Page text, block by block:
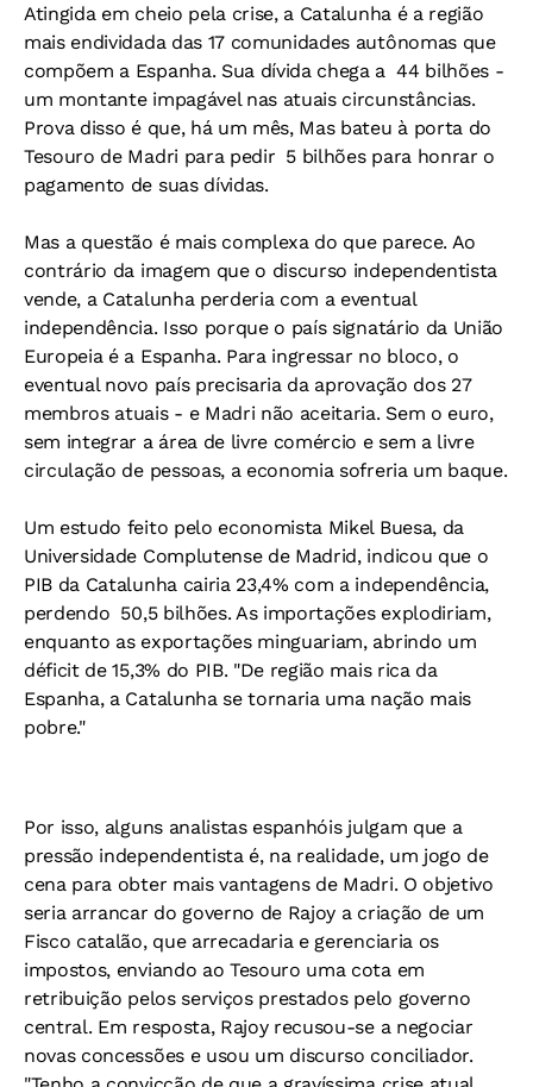
Atingida em cheio pela crise, a Catalunha é a região
mais endividada das 17 comunidades autônomas que
compõem a Espanha. Sua dívida chega a  44 bilhões -
um montante impagável nas atuais circunstâncias.
Prova disso é que, há um mês, Mas bateu à porta do
Tesouro de Madri para pedir  5 bilhões para honrar o
pagamento de suas dívidas.
Mas a questão é mais complexa do que parece. Ao
contrário da imagem que o discurso independentista
vende, a Catalunha perderia com a eventual
independência. Isso porque o país signatário da União
Europeia é a Espanha. Para ingressar no bloco, o
eventual novo país precisaria da aprovação dos 27
membros atuais - e Madri não aceitaria. Sem o euro,
sem integrar a área de livre comércio e sem a livre
circulação de pessoas, a economia sofreria um baque.
Um estudo feito pelo economista Mikel Buesa, da
Universidade Complutense de Madrid, indicou que o
PIB da Catalunha cairia 23,4% com a independência,
perdendo  50,5 bilhões. As importações explodiriam,
enquanto as exportações minguariam, abrindo um
déficit de 15,3% do PIB. "De região mais rica da
Espanha, a Catalunha se tornaria uma nação mais
pobre."
Por isso, alguns analistas espanhóis julgam que a
pressão independentista é, na realidade, um jogo de
cena para obter mais vantagens de Madri. O objetivo
seria arrancar do governo de Rajoy a criação de um
Fisco catalão, que arrecadaria e gerenciaria os
impostos, enviando ao Tesouro uma cota em
retribuição pelos serviços prestados pelo governo
central. Em resposta, Rajoy recusou-se a negociar
novas concessões e usou um discurso conciliador.